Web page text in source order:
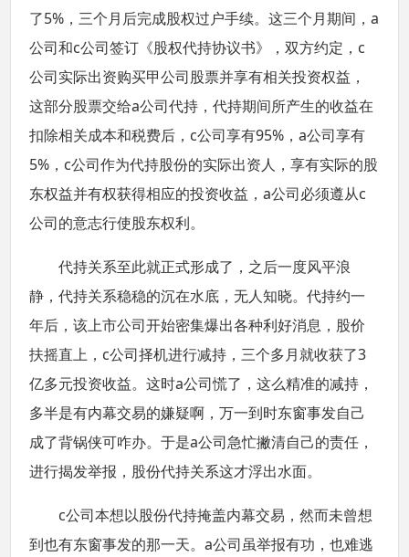
了5%，三个月后完成股权过户手续。这三个月期间，a
公司和c公司签订《股权代持协议书》，双方约定，c
公司实际出资购买甲公司股票并享有相关投资权益，
这部分股票交给a公司代持，代持期间所产生的收益在
扣除相关成本和税费后，c公司享有95%，a公司享有
5%，c公司作为代持股份的实际出资人，享有实际的股
东权益并有权获得相应的投资收益，a公司必须遵从c
公司的意志行使股东权利。
代持关系至此就正式形成了，之后一度风平浪
静，代持关系稳稳的沉在水底，无人知晓。代持约一
年后，该上市公司开始密集爆出各种利好消息，股价
扶摇直上，c公司择机进行减持，三个多月就收获了3
亿多元投资收益。这时a公司慌了，这么精准的减持，
多半是有内幕交易的嫌疑啊，万一到时东窗事发自己
成了背锅侠可咋办。于是a公司急忙撇清自己的责任，
进行揭发举报，股份代持关系这才浮出水面。
c公司本想以股份代持掩盖内幕交易，然而未曾想
到也有东窗事发的那一天。a公司虽举报有功，也难逃